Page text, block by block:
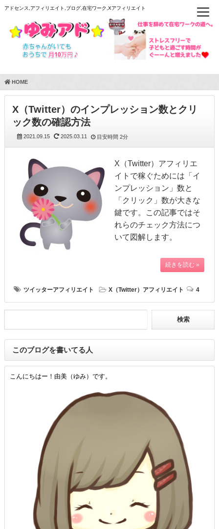
アドセンス,アフィリエイト,ブログ,在宅ワーク,Xアフィリエイト
HOME
X（Twitter）のインプレッション数とクリ
ック数の確認方法
2021.09.15 2025.03.11 目安時間 2分
X（Twitter）アフィリエ
イトで稼ぐためには「イ
ンプレッション」数と
「クリック」数が大きな
鍵です。この記事ではそ
れらのチェック方法につ
いて図解します。
続きを読む »
ツイッターアフィリエイト X（Twitter）アフィリエイト 4
このブログを書いてる人
こんにちはー！由美（ゆみ）です。